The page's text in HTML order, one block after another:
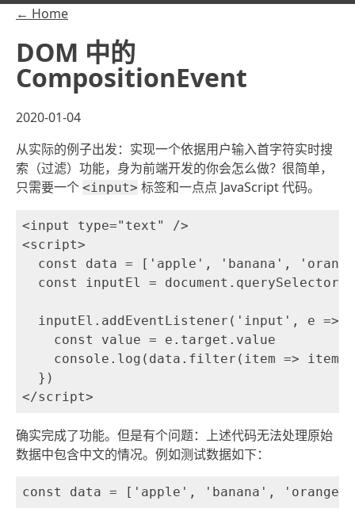
← Home
DOM 中的
CompositionEvent
2020-01-04
从实际的例子出发：实现一个依据用户输入首字符实时搜
索（过滤）功能，身为前端开发的你会怎么做？很简单，
只需要一个 <input> 标签和一点点 JavaScript 代码。
<input type="text" />
<script>
const data = ['apple', 'banana',
const inputEl =
  inputEl.addEventListener('input', e => {
    const value = e.target.value
console.log(data.filter(item =>
  })
确实完成了功能。但是有个问题：上述代码无法处理原始
数据中包含中文的情况。例如测试数据如下：